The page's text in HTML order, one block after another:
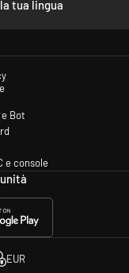
fino alla fine,
moderna del 2023,
un nuovo
detective privato ti
i flashback giocabili
tua lingua
Bot
e console
EUR